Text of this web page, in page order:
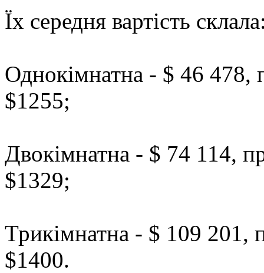
Їх середня вартість
Однокімнатна - $ 46 478,
$1255;
Двокімнатна - $ 74 114,
$1329;
Трикімнатна - $ 109 201,
$1400.